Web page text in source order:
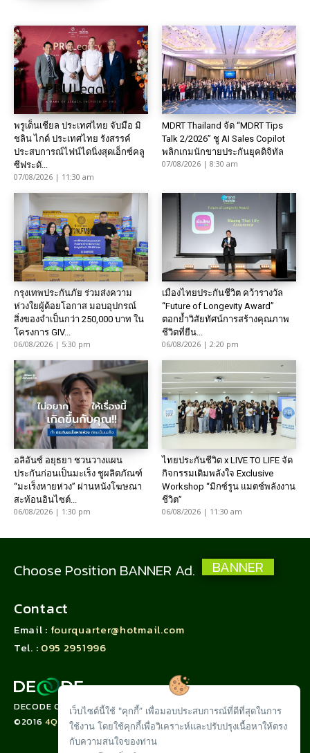
พรูเด็นเชียล ประเทศไทย จับมือ มิ
ชลิน ไกด์ ประเทศไทย รังสรรค์
ประสบการณ์ไฟน์ไดนิ่งสุดเอ็กซ์คลู
ซีฟระดั...
07/08/2026 | 11:30 am
MDRT Thailand จัด “MDRT Tips
Talk 2/2026” ชู AI Sales Copilot
พลิกเกมนักขายประกันยุคดิจิทัล
07/08/2026 | 8:30 am
กรุงเทพประกันภัย ร่วมส่งความ
ห่วงใยผู้ด้อยโอกาส มอบอุปกรณ์
สิ่งของจำเป็นกว่า 250,000 บาท ใน
โครงการ GIV...
06/08/2026 | 5:30 pm
เมืองไทยประกันชีวิต คว้ารางวัล
“Future of Longevity Award”
ตอกย้ำวิสัยทัศน์การสร้างคุณภาพ
ชีวิตที่ยืน...
06/08/2026 | 2:20 pm
อลิอันซ์ อยุธยา ชวนวางแผน
ประกันก่อนเป็นมะเร็ง ชูผลิตภัณฑ์
“มะเร็งหายห่วง” ผ่านหนังโฆษณา
สะท้อนอินไซต์...
06/08/2026 | 1:30 pm
ไทยประกันชีวิต x LIVE TO LIFE จัด
กิจกรรมเติมพลังใจ Exclusive
Workshop “มิกซ์รูน แมตช์พลังงาน
ชีวิต”
06/08/2026 | 11:30 am
Choose Position BANNER Ad. BANNER
Contact
Email : fourquarter@hotmail.com
Tel. : 095 2951996
DECODE CORPORATION LIMITED
©20164QUARTER.CO
เว็บไซต์นี้ใช้ "คุกกี้” เพื่อมอบประสบการณ์ที่ดีที่สุดในการ
ใช้งาน โดยใช้คุกกี้เพื่อวิเคราะห์และปรับปรุงเนื้อหาให้ตรง
กับความสนใจของท่าน